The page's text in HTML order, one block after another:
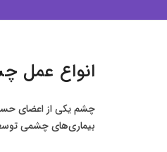
انواع عمل
چشم یکی از اعضای
بیماری‌های چشمی